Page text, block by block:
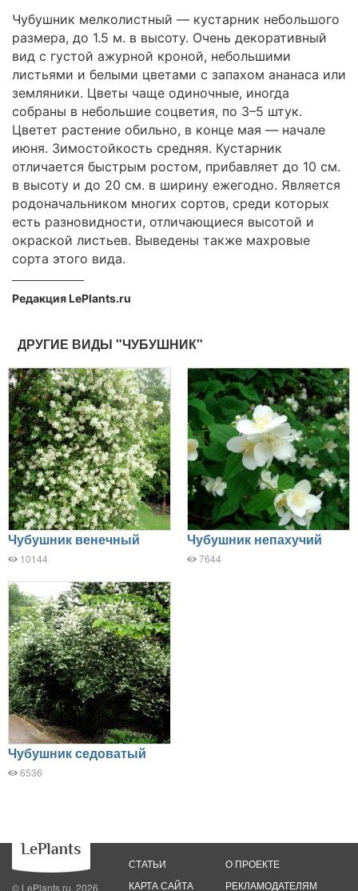
Чубушник мелколистный — кустарник небольшого
размера, до 1.5 м. в высоту. Очень декоративный
вид с густой ажурной кроной, небольшими
листьями и белыми цветами с запахом ананаса или
земляники. Цветы чаще одиночные, иногда
собраны в небольшие соцветия, по 3–5 штук.
Цветет растение обильно, в конце мая — начале
июня. Зимостойкость средняя. Кустарник
отличается быстрым ростом, прибавляет до 10 см.
в высоту и до 20 см. в ширину ежегодно. Является
родоначальником многих сортов, среди которых
есть разновидности, отличающиеся высотой и
окраской листьев. Выведены также махровые
сорта этого вида.
Редакция LePlants.ru
ДРУГИЕ ВИДЫ "ЧУБУШНИК"
Чубушник венечный
10144
Чубушник непахучий
7644
Чубушник седоватый
6536
© LePlants.ru, 2026
СТАТЬИ
КАРТА САЙТА
О ПРОЕКТЕ
РЕКЛАМОДАТЕЛЯМ